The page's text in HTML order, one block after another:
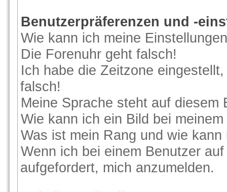
Benutzerpräferenzen und -
Wie kann ich meine
Die Forenuhr geht falsch!
Ich habe die Zeitzone
falsch!
Meine Sprache steht auf diesem
Wie kann ich ein Bild bei
Was ist mein Rang und wie
Wenn ich bei einem Benutzer
aufgefordert, mich anzumelden.